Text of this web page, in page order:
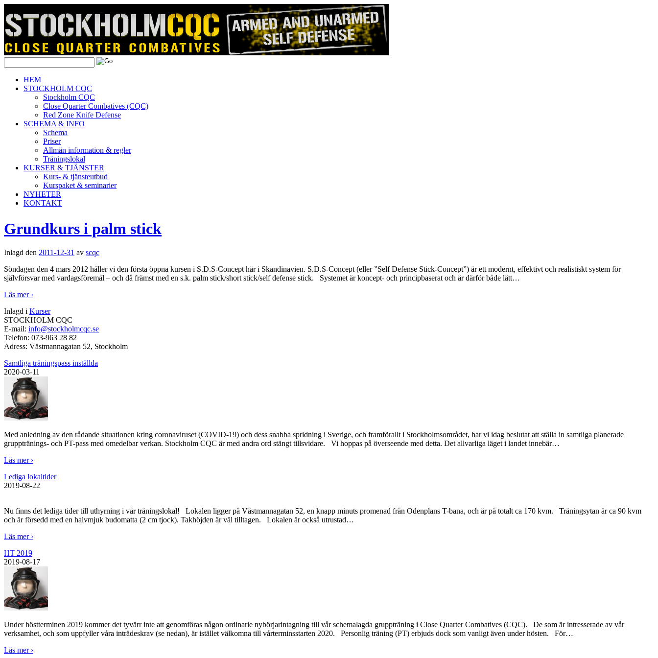
HEM
STOCKHOLM CQC
Stockholm CQC
Close Quarter Combatives (CQC)
Red Zone Knife Defense
SCHEMA & INFO
Schema
Priser
Allmän information & regler
Träningslokal
KURSER & TJÄNSTER
Kurs- & tjänsteutbud
Kurspaket & seminarier
NYHETER
KONTAKT
Grundkurs i palm stick
Inlagd den 2011-12-31 av scqc
Söndagen den 4 mars 2012 håller vi den första öppna kursen i S.D.S-Concept här i Skandinavien. S.D.S-Concept (eller ”Self Defense Stick-Concept”) är ett modernt, effektivt och realistiskt system för
självförsvar med vardagsföremål – och då främst med en s.k. palm stick/short stick/self defense stick. Systemet är koncept- och principbaserat och är därför både lätt…
Läs mer ›
Inlagd i Kurser
STOCKHOLM CQC
E-mail: info@stockholmcqc.se
Telefon: 073-963 28 82
Adress: Västmannagatan 52, Stockholm
Samtliga träningspass inställda
2020-03-11
Med anledning av den rådande situationen kring coronaviruset (COVID-19) och dess snabba spridning i Sverige, och framförallt i Stockholmsområdet, har vi idag beslutat att ställa in samtliga planerade
grupptränings- och PT-pass med omedelbar verkan. Stockholm CQC är med andra ord stängt tillsvidare. Vi hoppas på överseende med detta. Det allvarliga läget i landet innebär…
Läs mer ›
Lediga lokaltider
2019-08-22
Nu finns det lediga tider till uthyrning i vår träningslokal! Lokalen ligger på Västmannagatan 52, en knapp minuts promenad från Odenplans T-bana, och är på totalt ca 170 kvm. Träningsytan är ca 90 kvm
och är försedd med en halvmjuk budomatta (2 cm tjock). Takhöjden är väl tilltagen. Lokalen är också utrustad…
Läs mer ›
HT 2019
2019-08-17
Under höstterminen 2019 kommer det tyvärr inte att genomföras någon ordinarie nybörjarintagning till vår schemalagda gruppträning i Close Quarter Combatives (CQC). De som är intresserade av vår
verksamhet, och som uppfyller våra inträdeskrav (se nedan), är istället välkomna till vårterminsstarten 2020. Personlig träning (PT) erbjuds dock som vanligt även under hösten. För…
Läs mer ›